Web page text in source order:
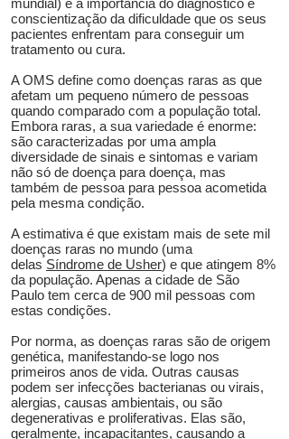
mundial) e a importância do diagnóstico e
conscientização da dificuldade que os seus
pacientes enfrentam para conseguir um
tratamento ou cura.
A OMS define como doenças raras as que
afetam um pequeno número de pessoas
quando comparado com a população total.
Embora raras, a sua variedade é enorme:
são caracterizadas por uma ampla
diversidade de sinais e sintomas e variam
não só de doença para doença, mas
também de pessoa para pessoa acometida
pela mesma condição.
A estimativa é que existam mais de sete mil
doenças raras no mundo (uma
delas Síndrome de Usher) e que atingem 8%
da população. Apenas a cidade de São
Paulo tem cerca de 900 mil pessoas com
estas condições.
Por norma, as doenças raras são de origem
genética, manifestando-se logo nos
primeiros anos de vida. Outras causas
podem ser infecções bacterianas ou virais,
alergias, causas ambientais, ou são
degenerativas e proliferativas. Elas são,
geralmente, incapacitantes, causando a